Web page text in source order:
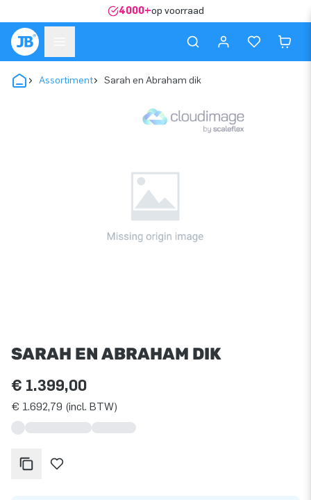
4000+op voorraad
Assortiment Sarah en Abraham dik
SARAH EN ABRAHAM DIK
€ 1.399,00
€ 1.692,79 (incl. BTW)